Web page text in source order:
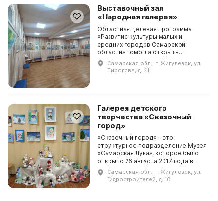
Выставочный зал
«Народная галерея»
Областная целевая программа
«Развитие культуры малых и
средних городов Самарской
области» помогла открыть
выставочный центр «Народная
галерея» в центре города
Жигулевска. Это помещение
Самарская обл., г. Жигулевск, ул.
Пирогова, д. 21
Галерея детского
творчества «Сказочный
город»
«Сказочный город» – это
структурное подразделение Музея
«Самарская Лука», которое было
открыто 26 августа 2017 года в
честь 65-летия Жигулевска. Здесь
дети могут приобрести
эстетические знания, провес...
Самарская обл., г. Жигулевск, ул.
Гидростроителей, д. 10